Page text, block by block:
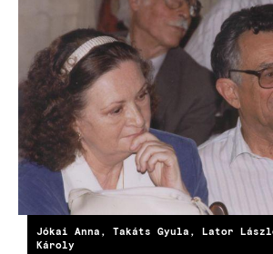
Jókai Anna, Takáts Gyula, Lator
Károly